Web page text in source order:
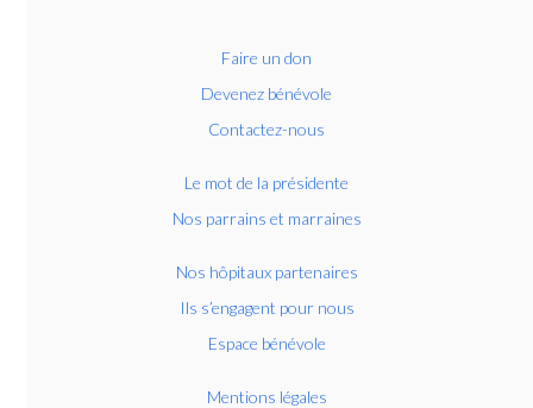
Faire un don
Devenez bénévole
Contactez-nous
Le mot de la présidente
Nos parrains et marraines
Nos hôpitaux partenaires
Ils s’engagent pour nous
Espace bénévole
Mentions légales